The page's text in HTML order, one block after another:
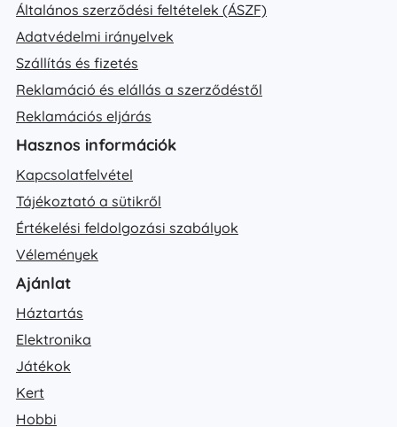
Általános szerződési feltételek (ÁSZF)
Adatvédelmi irányelvek
Szállítás és fizetés
Reklamáció és elállás a szerződéstől
Reklamációs eljárás
Hasznos információk
Kapcsolatfelvétel
Tájékoztató a sütikről
Értékelési feldolgozási szabályok
Vélemények
Ajánlat
Háztartás
Elektronika
Játékok
Kert
Hobbi